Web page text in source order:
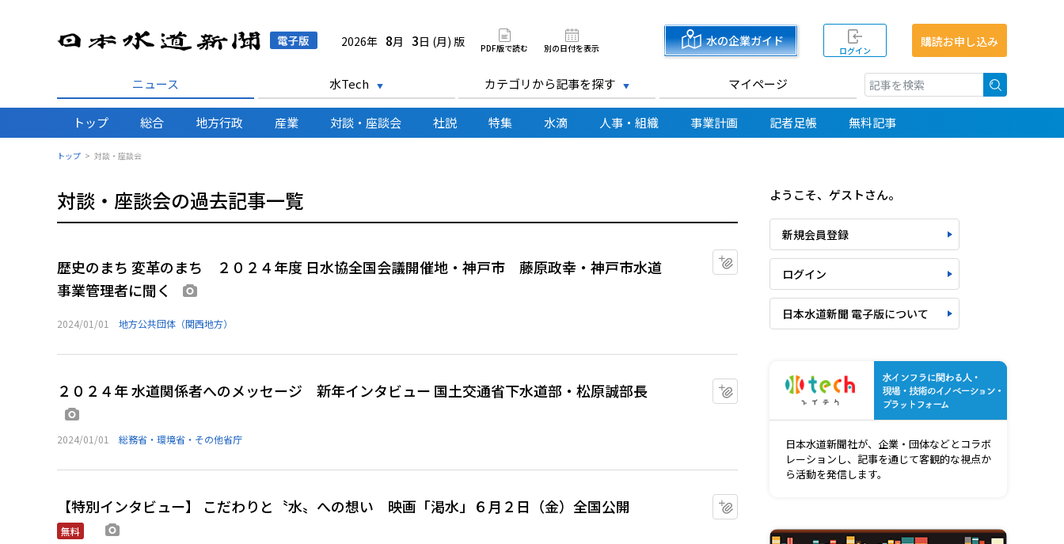
日本水道新聞 電子版
2026年 8月 3日 (月) 版 PDF版で読む 別の日付を表示 水の企業ガイド
ログイン
購読お申し込み
ニュース 水Tech カテゴリから記事を探す マイページ
トップ 総合 地方行政 産業 対談・座談会 社説 特集 水滴 人事・組織 事業計画 記者足帳 無料記事
トップ 対談・座談会
対談・座談会の過去記事一覧
歴史のまち 変革のまち ２０２４年度 日水協全国会議開催地・神戸市 藤原政幸・神戸市水道
事業管理者に聞く
2024/01/01 地方公共団体（関西地方）
マイクリップに追加
２０２４年 水道関係者へのメッセージ 新年インタビュー 国土交通省下水道部・松原誠部長
2024/01/01 総務省・環境省・その他省庁
マイクリップに追加
【特別インタビュー】 こだわりと〝水〟への想い 映画「渇水」６月２日（金）全国公開
無料
ようこそ、ゲストさん。
新規会員登録
ログイン
日本水道新聞 電子版について
日本水道新聞社が、企業・団体などとコラボ
レーションし、記事を通じて客観的な視点か
ら活動を発信します。